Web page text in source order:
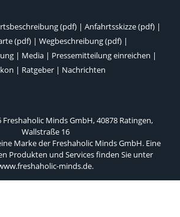
(pdf) | Anfahrtsskizze (pdf) |
(pdf) | Wegbeschreibung (pdf) |
| Media | Pressemitteilung einreichen |
| Ratgeber | Nachrichten
Minds GmbH, 40878 Ratingen,
Wallstraße 16
Marke der Freshaholic Minds GmbH. Eine
Produkten und Services finden Sie unter
minds.de.